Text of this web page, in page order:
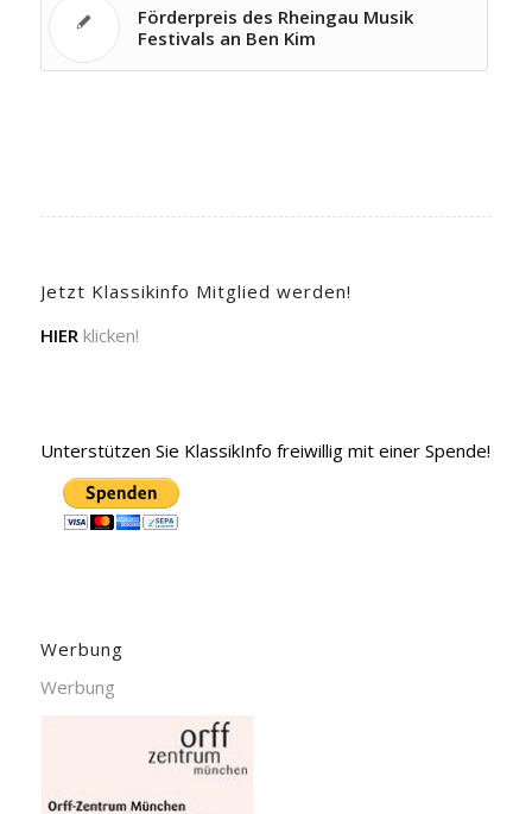
Förderpreis des Rheingau Musik
Festivals an Ben Kim
Jetzt Klassikinfo Mitglied werden!
HIER klicken!
Unterstützen Sie KlassikInfo freiwillig mit einer Spende!
Werbung
Werbung